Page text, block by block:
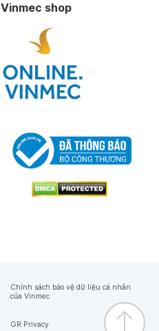
Vinmec shop
Chính sách bảo vệ dữ liệu cá nhân
của Vinmec
GR Privacy